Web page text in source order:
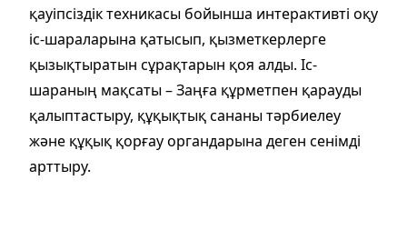
қауіпсіздік техникасы бойынша интерактивті оқу
іс-шараларына қатысып, қызметкерлерге
қызықтыратын сұрақтарын қоя алды. Іс-
шараның мақсаты – Заңға құрметпен қарауды
қалыптастыру, құқықтық сананы тәрбиелеу
және құқық қорғау органдарына деген сенімді
арттыру.